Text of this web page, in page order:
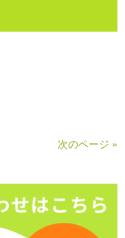
次のページ »